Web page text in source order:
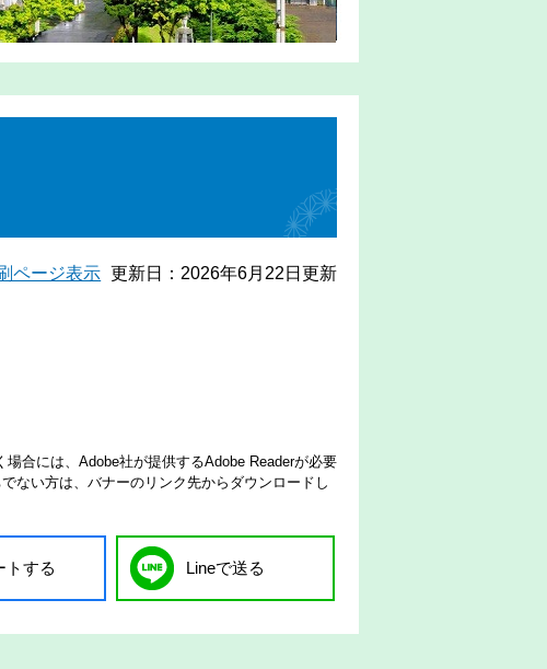
ページ表示 更新日：2026年6月22日更新
場合には、Adobe社が提供するAdobe Readerが必要
ない方は、バナーのリンク先からダウンロードし
トする Lineで送る